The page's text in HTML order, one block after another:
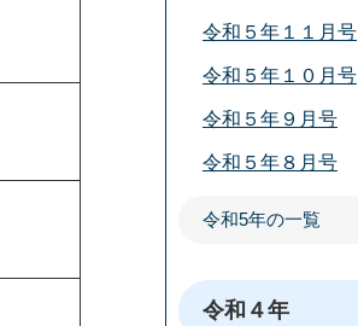
令和５年１１月号
令和５年１０月号
令和５年９月号
令和５年８月号
令和5年の一覧
令和４年